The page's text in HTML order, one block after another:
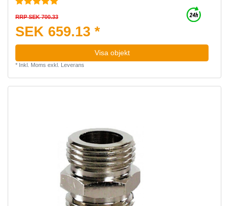
RRP SEK 700.33
SEK 659.13 *
Visa objekt
* Inkl. Moms exkl. Leverans